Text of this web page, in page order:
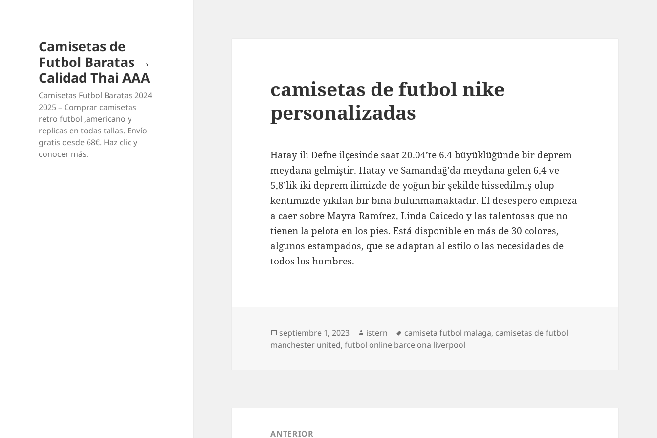
Camisetas de
Futbol Baratas →
Calidad Thai AAA
Camisetas Futbol Baratas 2024
2025 – Comprar camisetas
retro futbol ,americano y
replicas en todas tallas. Envío
gratis desde 68€. Haz clic y
conocer más.
camisetas de futbol nike
personalizadas
Hatay ili Defne ilçesinde saat 20.04’te 6.4 büyüklüğünde bir deprem
meydana gelmiştir. Hatay ve Samandağ’da meydana gelen 6,4 ve
5,8’lik iki deprem ilimizde de yoğun bir şekilde hissedilmiş olup
kentimizde yıkılan bir bina bulunmamaktadır. El desespero empieza
a caer sobre Mayra Ramírez, Linda Caicedo y las talentosas que no
tienen la pelota en los pies. Está disponible en más de 30 colores,
algunos estampados, que se adaptan al estilo o las necesidades de
todos los hombres.
Publicado
el
septiembre 1, 2023 Autor
istern Etiquetas
camiseta futbol malaga, camisetas de futbol
manchester united,futbol online barcelona liverpool
ANTERIOR